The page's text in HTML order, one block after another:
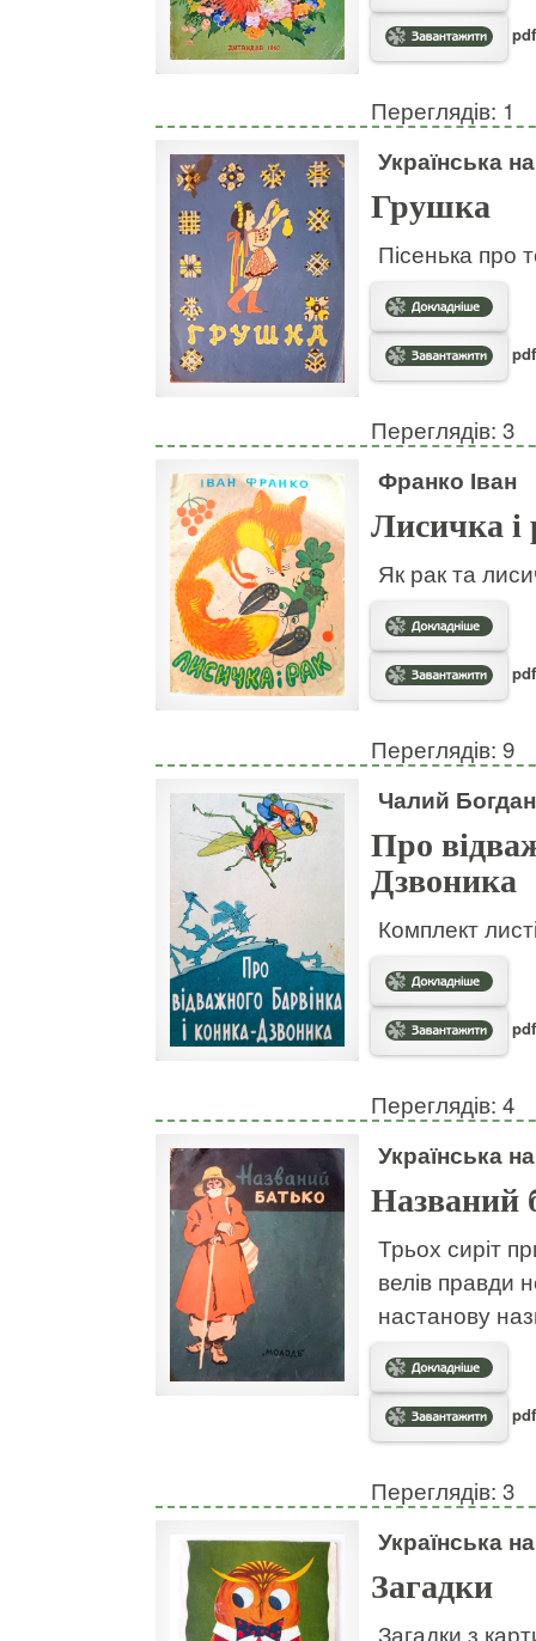
Переглядів: 1
Українська
Грушка
Пісенька про
Переглядів: 3
Франко Іван
Лисичка і
Як рак та
Переглядів: 9
Чалий
Про
Дзвоника
Комплект
Переглядів: 4
Українська
Названий
Трьох сиріт
велів правди
настанову
Переглядів: 3
Українська
Загадки
Загадки з